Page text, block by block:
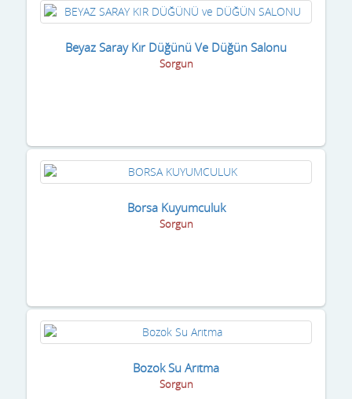
Beyaz Saray Kır Düğünü Ve Düğün Salonu
Sorgun
Borsa Kuyumculuk
Sorgun
Bozok Su Arıtma
Sorgun